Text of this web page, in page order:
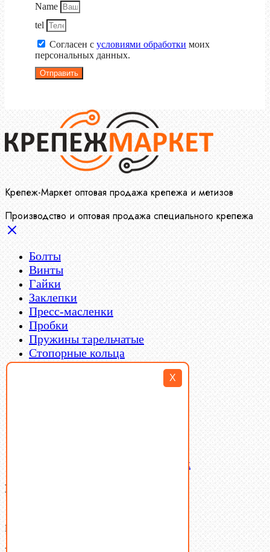
X
Name
tel
Согласен с условиями обработки моих
персональных данных.
Отправить
Крепеж-Маркет оптовая продажа крепежа и метизов
Производство и оптовая продажа специального крепежа
Болты
Винты
Гайки
Заклепки
Пресс-масленки
Пробки
Пружины тарельчатые
Стопорные кольца
Такелаж
Латунный и бронзовый крепеж
Ваша корзина
В корзине нет товаров.